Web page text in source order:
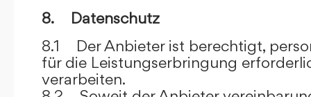
8. Datenschutz
8.1 Der Anbieter ist berechtigt,
für die Leistungserbringung
verarbeiten.